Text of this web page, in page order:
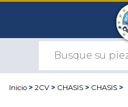
Inicio > 2CV > CHASIS > CHASIS >